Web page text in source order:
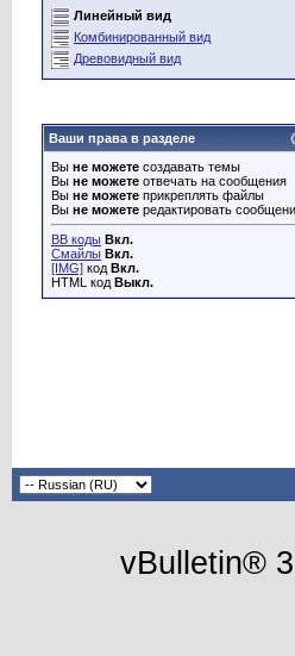
Линейный вид
Комбинированный вид
Древовидный вид
Ваши права в разделе
Вы не можете создавать темы
Вы не можете отвечать на сообщения
Вы не можете прикреплять файлы
Вы не можете редактировать
BB коды Вкл.
Смайлы Вкл.
[IMG] код Вкл.
HTML код Выкл.
vBulletin®